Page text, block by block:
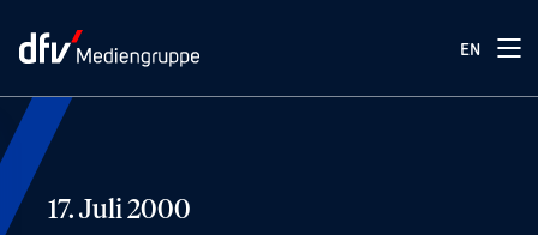
EN
17. Juli 2000